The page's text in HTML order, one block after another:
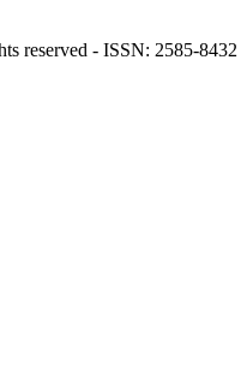
reserved - ISSN: 2585-8432